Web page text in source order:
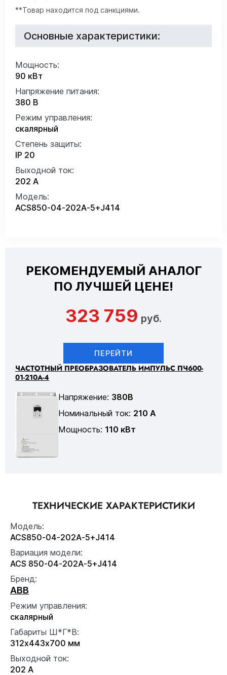
**Товар находится под санкциями.
Основные характеристики:
Мощность:
90 кВт
Напряжение питания:
380 В
Режим управления:
скалярный
Степень защиты:
IP 20
Выходной ток:
202 А
Модель:
ACS850-04-202A-5+J414
РЕКОМЕНДУЕМЫЙ АНАЛОГ
ПО ЛУЧШЕЙ ЦЕНЕ!
323 759 руб.
ПЕРЕЙТИ
ЧАСТОТНЫЙ ПРЕОБРАЗОВАТЕЛЬ ИМПУЛЬС ПЧ600-
01-210А-4
Напряжение: 380В
Номинальный ток: 210 А
Мощность: 110 кВт
ТЕХНИЧЕСКИЕ ХАРАКТЕРИСТИКИ
Модель:
ACS850-04-202A-5+J414
Вариация модели:
ACS 850-04-202A-5+J414
Бренд:
ABB
Режим управления:
скалярный
Габариты Ш*Г*В:
312x443x700 мм
Выходной ток:
202 А